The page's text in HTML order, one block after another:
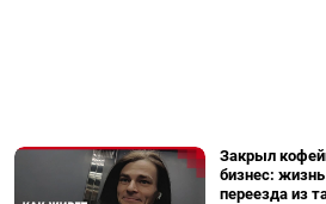
Закрыл
бизнес: жизнь
переезда из